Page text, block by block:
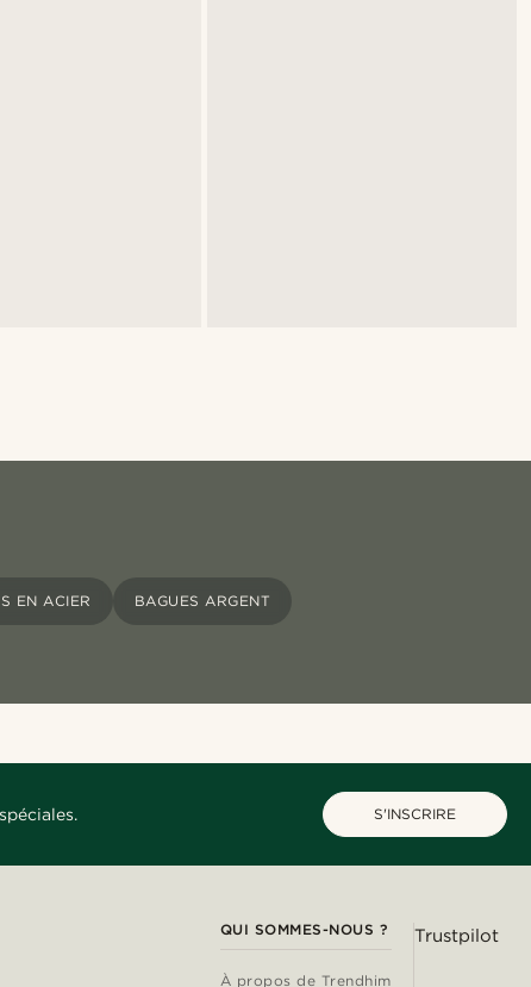
EN ACIER BAGUES ARGENT
S'INSCRIRE
QUI SOMMES-NOUS ?
À propos de Trendhim
Trustpilot